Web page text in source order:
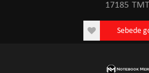
17185 TMT
Sebede